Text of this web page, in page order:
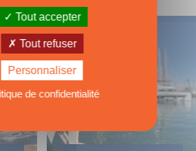
Tout accepter
Tout refuser
Personnaliser
de confidentialité